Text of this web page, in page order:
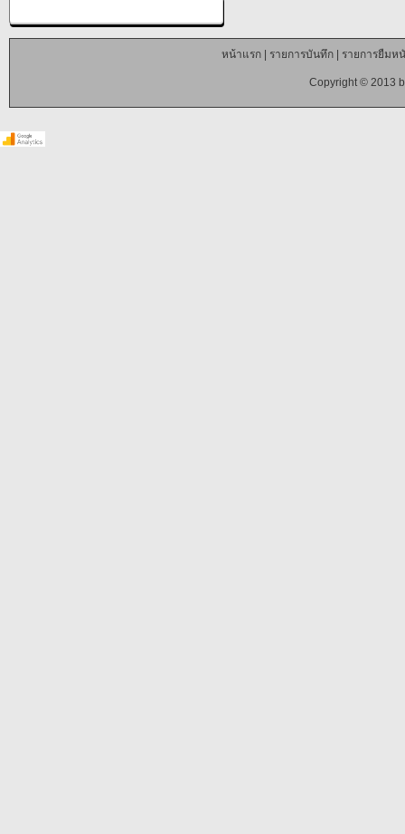
หน้าแรก| รายการบันทึก| รายการยืมห
Copyright © 2013